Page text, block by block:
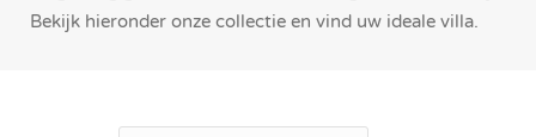
Bekijk hieronder onze collectie en vind uw ideale villa.